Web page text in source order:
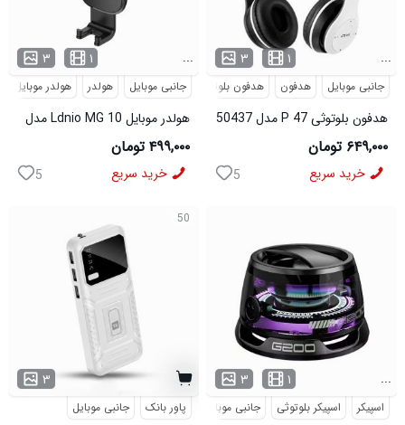
۳ ۱ ...
جانبی موبایل هولدر هولدر موبایل
هولدر موبایل Ldnio MG 10 مدل
50436
۴۹۹,۰۰۰ تومان
خرید سریع 5
۳ ۱ ...
جانبی موبایل هدفون هدفون بلوتوثی
هدفون بلوتوثی P 47 مدل 50437
۶۴۹,۰۰۰ تومان
خرید سریع 5
50
۳
پاور بانک جانبی موبایل
۳ ۱ ...
اسپیکر اسپیکر بلوتوثی جانبی موبایل دیجیتال